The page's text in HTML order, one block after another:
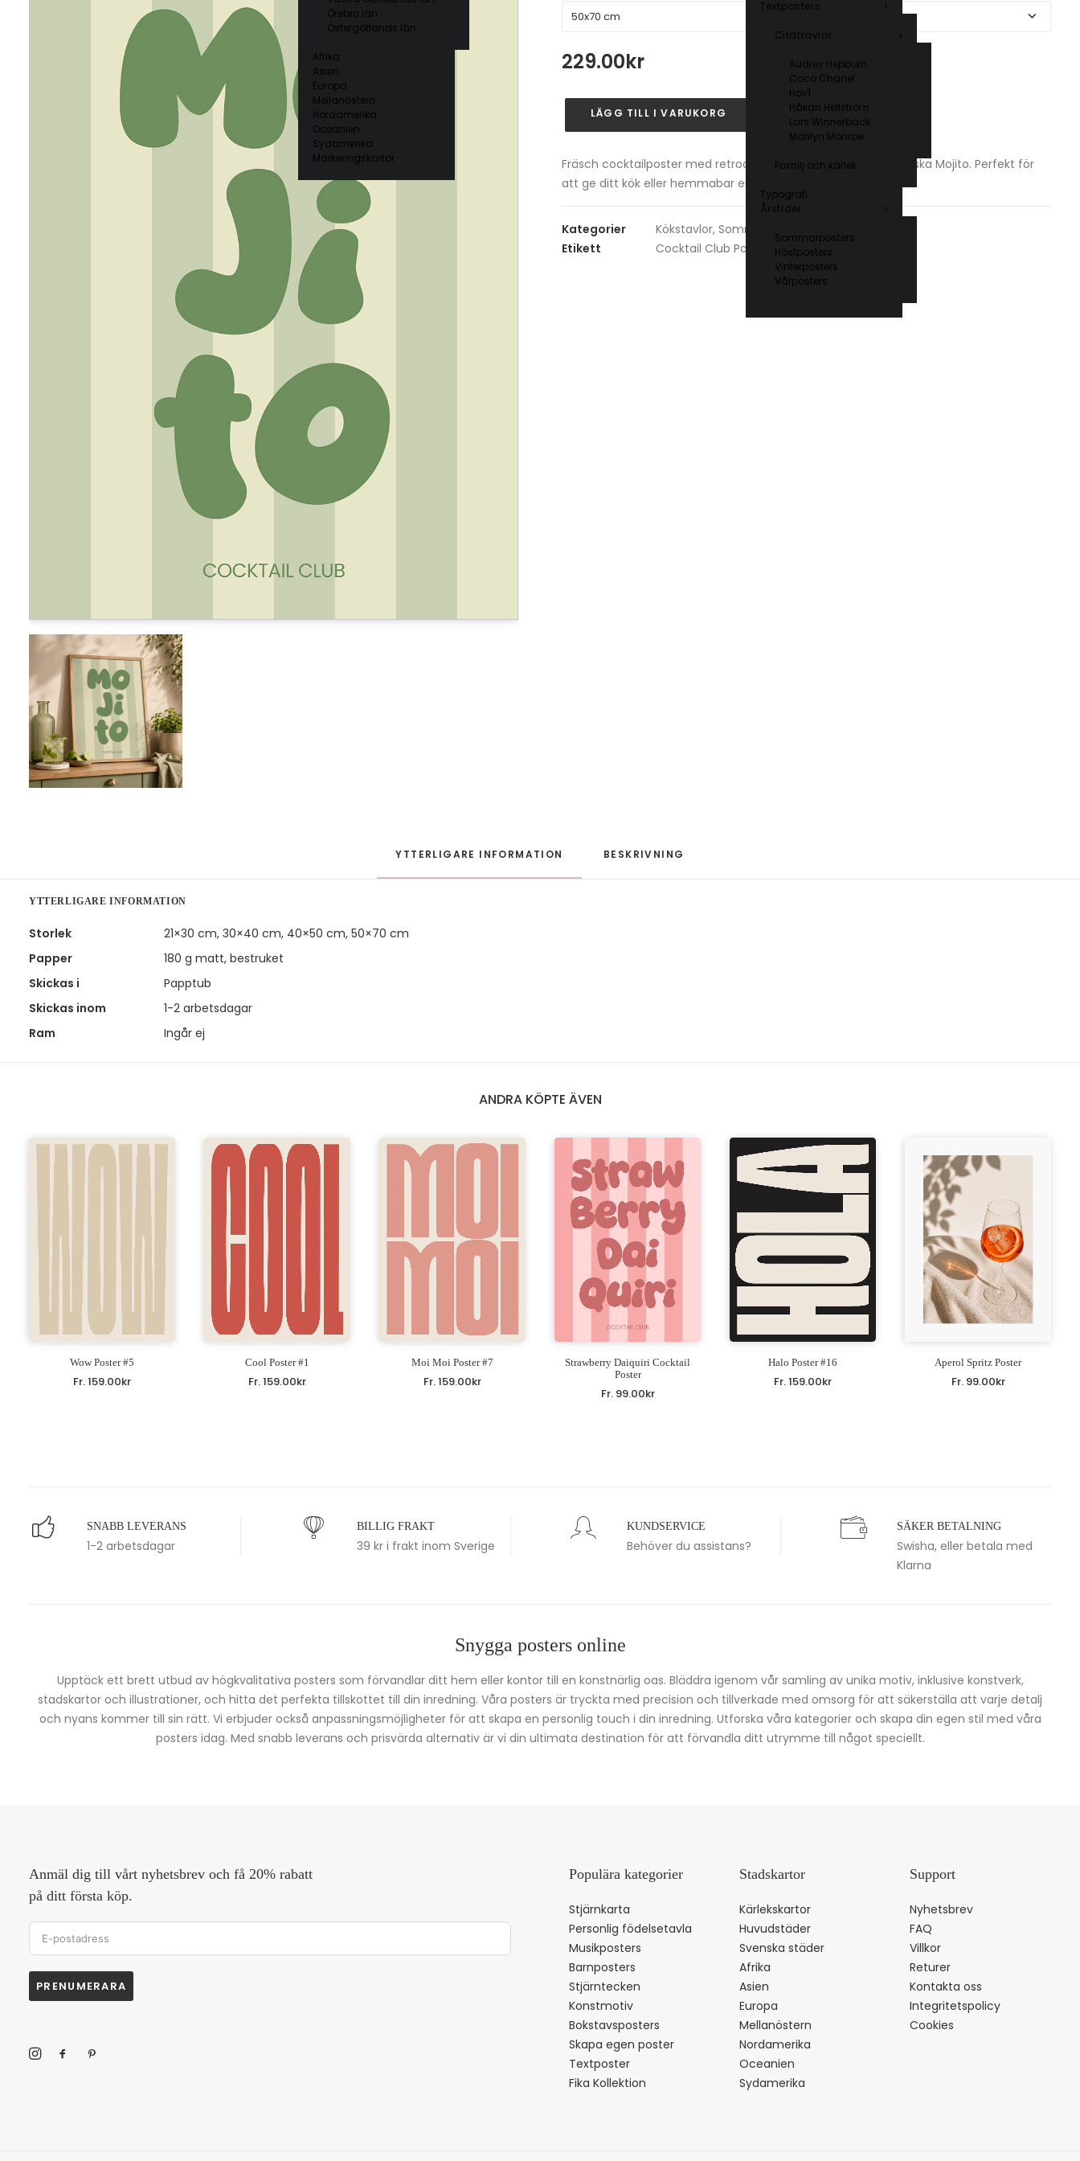
Örebro län
Östergötlands län
Afrika
Asien
Europa
Mellanöstern
Nordamerika
Oceanien
Sydamerika
Markeringskartor
Textposters
Citattavlor
Audrey Hepburn
Coco Chanel
Hov1
Håkan Hellström
Lars Winnerbäck
Marilyn Monroe
Familj och kärlek
Typografi
Årstider
Sommarposters
Höstposters
Vinterposters
Vårposters
229.00kr
Mojito
Cocktail
mängd
LÄGG TILL I VARUKORG
Fräsch cocktailposter med retrodesign, inspirerad av den klassiska Mojito. Perfekt för
att ge ditt kök eller hemmabar en somrig touch.
Kategorier Kökstavlor, Sommarposters
Etikett
Cocktail Club Posters
YTTERLIGARE INFORMATION BESKRIVNING
YTTERLIGARE INFORMATION
Storlek
21×30 cm, 30×40 cm, 40×50 cm, 50×70 cm
Papper
180 g matt, bestruket
Skickas i
Papptub
Skickas inom
1-2 arbetsdagar
Ram
Ingår ej
ANDRA KÖPTE ÄVEN
Wow Poster #5
Fr.159.00kr
Cool Poster #1
Fr.159.00kr
Moi Moi Poster #7
Fr.159.00kr
Strawberry Daiquiri Cocktail
Poster
Fr. 99.00kr
Halo Poster #16
Fr.159.00kr
Aperol Spritz Poster
Fr. 99.00kr
SNABB LEVERANS
1-2 arbetsdagar
BILLIG FRAKT
39 kr i frakt inom Sverige
KUNDSERVICE
Behöver du assistans?
SÄKER BETALNING
Swisha, eller betala med
Klarna
Snygga posters online
Upptäck ett brett utbud av högkvalitativa posters som förvandlar ditt hem eller kontor till en konstnärlig oas. Bläddra igenom vår samling av unika motiv, inklusive konstverk,
stadskartor och illustrationer, och hitta det perfekta tillskottet till din inredning. Våra posters är tryckta med precision och tillverkade med omsorg för att säkerställa att varje detalj
och nyans kommer till sin rätt. Vi erbjuder också anpassningsmöjligheter för att skapa en personlig touch i din inredning. Utforska våra kategorier och skapa din egen stil med våra
posters idag. Med snabb leverans och prisvärda alternativ är vi din ultimata destination för att förvandla ditt utrymme till något speciellt.
Anmäl dig till vårt nyhetsbrev och få 20% rabatt
på ditt första köp.
PRENUMERARA
Populära kategorier
Stjärnkarta
Personlig födelsetavla
Musikposters
Barnposters
Stjärntecken
Konstmotiv
Bokstavsposters
Skapa egen poster
Textposter
Fika Kollektion
Stadskartor
Kärlekskartor
Huvudstäder
Svenska städer
Afrika
Asien
Europa
Mellanöstern
Nordamerika
Oceanien
Sydamerika
Support
Nyhetsbrev
FAQ
Villkor
Returer
Kontakta oss
Integritetspolicy
Cookies